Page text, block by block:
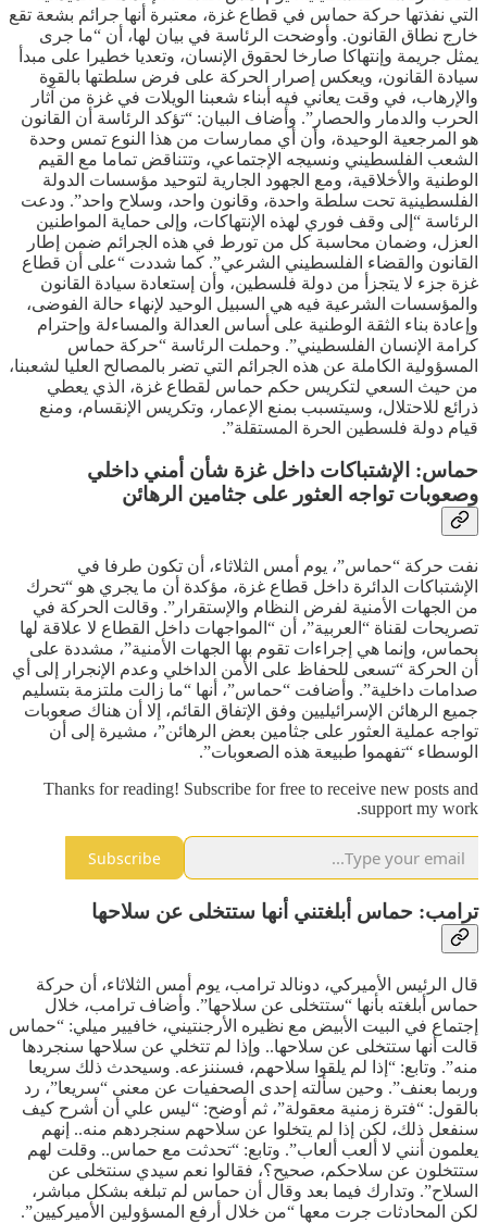
التي نفذتها حركة حماس في قطاع غزة، معتبرة أنها جرائم بشعة تقع
خارج نطاق القانون. وأوضحت الرئاسة في بيان لها، أن “ما جرى
يمثل جريمة وإنتهاكا صارخا لحقوق الإنسان، وتعديا خطيرا على مبدأ
سيادة القانون، ويعكس إصرار الحركة على فرض سلطتها بالقوة
والإرهاب، في وقت يعاني فيه أبناء شعبنا الويلات في غزة من آثار
الحرب والدمار والحصار”. وأضاف البيان: “تؤكد الرئاسة أن القانون
هو المرجعية الوحيدة، وأن أي ممارسات من هذا النوع تمس وحدة
الشعب الفلسطيني ونسيجه الإجتماعي، وتتناقض تماما مع القيم
الوطنية والأخلاقية، ومع الجهود الجارية لتوحيد مؤسسات الدولة
الفلسطينية تحت سلطة واحدة، وقانون واحد، وسلاح واحد”. ودعت
الرئاسة “إلى وقف فوري لهذه الإنتهاكات، وإلى حماية المواطنين
العزل، وضمان محاسبة كل من تورط في هذه الجرائم ضمن إطار
القانون والقضاء الفلسطيني الشرعي”. كما شددت “على أن قطاع
غزة جزء لا يتجزأ من دولة فلسطين، وأن إستعادة سيادة القانون
والمؤسسات الشرعية فيه هي السبيل الوحيد لإنهاء حالة الفوضى،
وإعادة بناء الثقة الوطنية على أساس العدالة والمساءلة وإحترام
كرامة الإنسان الفلسطيني”. وحملت الرئاسة “حركة حماس
المسؤولية الكاملة عن هذه الجرائم التي تضر بالمصالح العليا لشعبنا،
من حيث السعي لتكريس حكم حماس لقطاع غزة، الذي يعطي
ذرائع للاحتلال، وسيتسبب بمنع الإعمار، وتكريس الإنقسام، ومنع
قيام دولة فلسطين الحرة المستقلة”.
حماس: الإشتباكات داخل غزة شأن أمني داخلي
وصعوبات تواجه العثور على جثامين الرهائن
نفت حركة “حماس”، يوم أمس الثلاثاء، أن تكون طرفا في
الإشتباكات الدائرة داخل قطاع غزة، مؤكدة أن ما يجري هو “تحرك
من الجهات الأمنية لفرض النظام والإستقرار”. وقالت الحركة في
تصريحات لقناة “العربية”، أن “المواجهات داخل القطاع لا علاقة لها
بحماس، وإنما هي إجراءات تقوم بها الجهات الأمنية”، مشددة على
أن الحركة “تسعى للحفاظ على الأمن الداخلي وعدم الإنجرار إلى أي
صدامات داخلية”. وأضافت “حماس”، أنها “ما زالت ملتزمة بتسليم
جميع الرهائن الإسرائيليين وفق الإتفاق القائم، إلا أن هناك صعوبات
تواجه عملية العثور على جثامين بعض الرهائن”، مشيرة إلى أن
الوسطاء “تفهموا طبيعة هذه الصعوبات”.
Thanks for reading! Subscribe for free to receive new posts and
support my work.
Subscribe
ترامب: حماس أبلغتني أنها ستتخلى عن سلاحها
قال الرئيس الأميركي، دونالد ترامب، يوم أمس الثلاثاء، أن حركة
حماس أبلغته بأنها “ستتخلى عن سلاحها”. وأضاف ترامب، خلال
إجتماع في البيت الأبيض مع نظيره الأرجنتيني، خافيير ميلي: “حماس
قالت أنها ستتخلى عن سلاحها.. وإذا لم تتخلي عن سلاحها سنجردها
منه”. وتابع: “إذا لم يلقوا سلاحهم، فسننزعه. وسيحدث ذلك سريعا
وربما بعنف”. وحين سألته إحدى الصحفيات عن معنى “سريعا”، رد
بالقول: “فترة زمنية معقولة”، ثم أوضح: “ليس علي أن أشرح كيف
سنفعل ذلك، لكن إذا لم يتخلوا عن سلاحهم سنجردهم منه.. إنهم
يعلمون أنني لا ألعب ألعاب”. وتابع: “تحدثت مع حماس.. وقلت لهم
ستتخلون عن سلاحكم، صحيح؟، فقالوا نعم سيدي سنتخلى عن
السلاح”. وتدارك فيما بعد وقال أن حماس لم تبلغه بشكل مباشر،
لكن المحادثات جرت معها “من خلال أرفع المسؤولين الأميركيين”.